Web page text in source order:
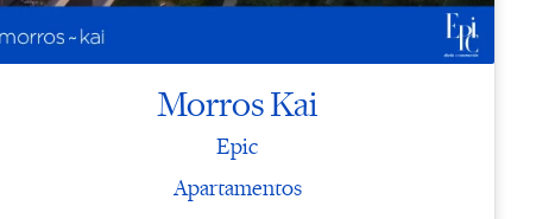
Morros Kai
Epic
Apartamentos